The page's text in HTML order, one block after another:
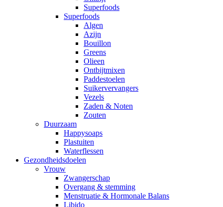
Superfoods
Superfoods
Algen
Azijn
Bouillon
Greens
Olieen
Ontbijtmixen
Paddestoelen
Suikervervangers
Vezels
Zaden & Noten
Zouten
Duurzaam
Happysoaps
Plastuiten
Waterflessen
Gezondheidsdoelen
Vrouw
Zwangerschap
Overgang & stemming
Menstruatie & Hormonale Balans
Libido